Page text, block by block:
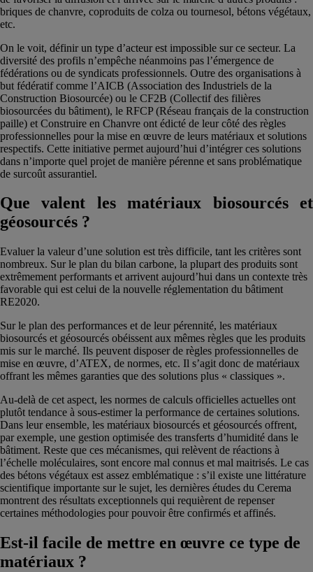
briques de chanvre, coproduits de colza ou tournesol, bétons végétaux,
etc.
On le voit, définir un type d’acteur est impossible sur ce secteur. La
diversité des profils n’empêche néanmoins pas l’émergence de
fédérations ou de syndicats professionnels. Outre des organisations à
but fédératif comme l’AICB (Association des Industriels de la
Construction Biosourcée) ou le CF2B (Collectif des filières
biosourcées du bâtiment), le RFCP (Réseau français de la construction
paille) et Construire en Chanvre ont édicté de leur côté des règles
professionnelles pour la mise en œuvre de leurs matériaux et solutions
respectifs. Cette initiative permet aujourd’hui d’intégrer ces solutions
dans n’importe quel projet de manière pérenne et sans problématique
de surcoût assurantiel.
Que valent les matériaux biosourcés et
géosourcés ?
Evaluer la valeur d’une solution est très difficile, tant les critères sont
nombreux. Sur le plan du bilan carbone, la plupart des produits sont
extrêmement performants et arrivent aujourd’hui dans un contexte très
favorable qui est celui de la nouvelle réglementation du bâtiment
RE2020.
Sur le plan des performances et de leur pérennité, les matériaux
biosourcés et géosourcés obéissent aux mêmes règles que les produits
mis sur le marché. Ils peuvent disposer de règles professionnelles de
mise en œuvre, d’ATEX, de normes, etc. Il s’agit donc de matériaux
offrant les mêmes garanties que des solutions plus « classiques ».
Au-delà de cet aspect, les normes de calculs officielles actuelles ont
plutôt tendance à sous-estimer la performance de certaines solutions.
Dans leur ensemble, les matériaux biosourcés et géosourcés offrent,
par exemple, une gestion optimisée des transferts d’humidité dans le
bâtiment. Reste que ces mécanismes, qui relèvent de réactions à
l’échelle moléculaires, sont encore mal connus et mal maitrisés. Le cas
des bétons végétaux est assez emblématique : s’il existe une littérature
scientifique importante sur le sujet, les dernières études du Cerema
montrent des résultats exceptionnels qui requièrent de repenser
certaines méthodologies pour pouvoir être confirmés et affinés.
Est-il facile de mettre en œuvre ce type de
matériaux ?